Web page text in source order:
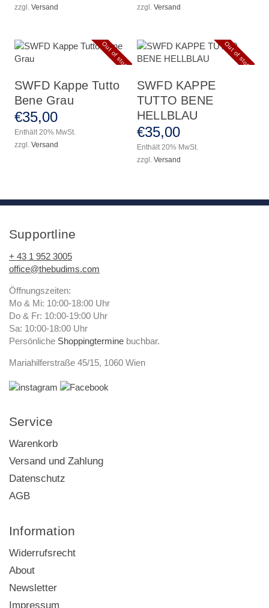
zzgl.Versand
zzgl.Versand
Out of stock
SWFD Kappe Tutto
Bene Grau
€35,00
Enthält 20% MwSt.
zzgl.Versand
Out of stock
SWFD KAPPE
TUTTO BENE
HELLBLAU
€35,00
Enthält 20% MwSt.
zzgl.Versand
Supportline
+ 43 1 952 3005
office@thebudims.com
Öffnungszeiten:
Mo & Mi: 10:00-18:00 Uhr
Do & Fr: 10:00-19:00 Uhr
Sa: 10:00-18:00 Uhr
Persönliche Shoppingtermine buchbar.
Mariahilferstraße 45/15, 1060 Wien
Service
Warenkorb
Versand und Zahlung
Datenschutz
AGB
Information
Widerrufsrecht
About
Newsletter
Impressum